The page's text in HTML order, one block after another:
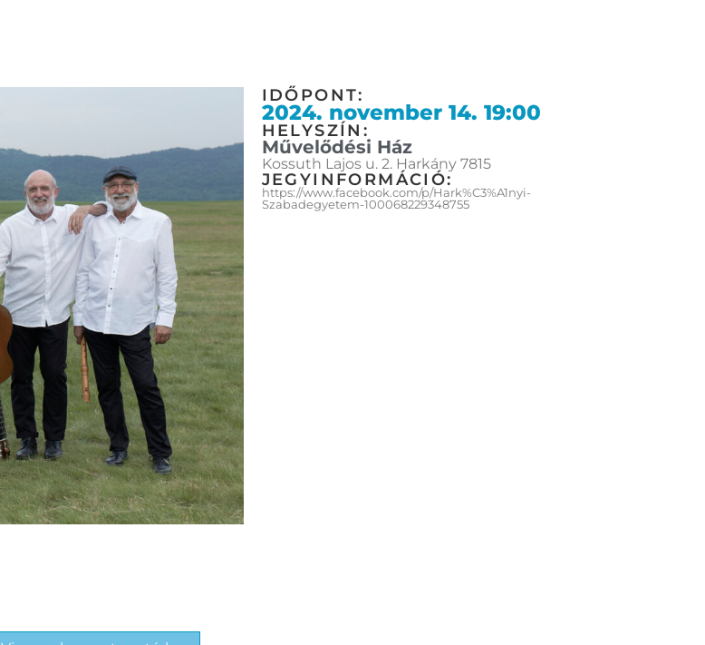
IDŐPONT:
2024. november 14. 19:00
HELYSZÍN:
Művelődési Ház
Kossuth Lajos u. 2. Harkány 7815
JEGYINFORMÁCIÓ:
https://www.facebook.com/p/Hark%C3%A1nyi-
Szabadegyetem-100068229348755